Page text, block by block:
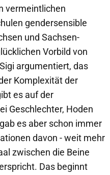
vermeintlichen
gendersensible
und Sachsen-
Vorbild von
argumentiert, das
Komplexität der
es auf der
Geschlechter, Hoden
es aber schon immer
davon - weit mehr
zwischen die Beine
Das beginnt